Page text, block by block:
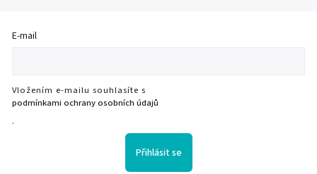
E-mail
Vložením e-mailu souhlasíte s
podmínkami ochrany osobních údajů
.
Přihlásit se